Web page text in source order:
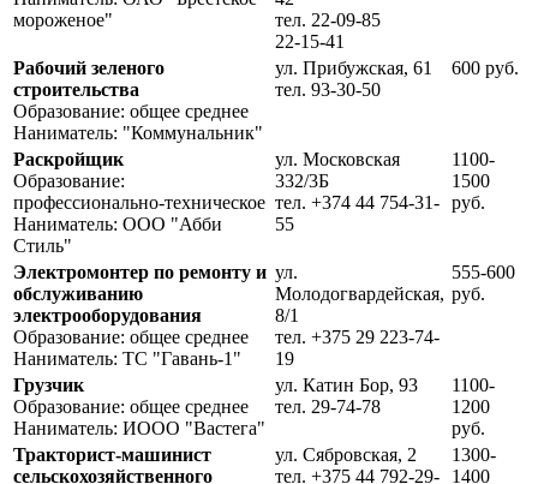
мороженое"
тел. 22-09-85
22-15-41
Рабочий зеленого
строительства
Образование: общее среднее
Наниматель: "Коммунальник"
ул. Прибужская, 61
тел. 93-30-50
600 руб.
Раскройщик
Образование:
профессионально-техническое
Наниматель: ООО "Абби
Стиль"
ул. Московская
332/3Б
тел. +374 44 754-31-
55
1100-
1500
руб.
Электромонтер по ремонту и
обслуживанию
электрооборудования
Образование: общее среднее
Наниматель: ТС "Гавань-1"
ул.
Молодогвардейская,
8/1
тел. +375 29 223-74-
19
555-600
руб.
Грузчик
Образование: общее среднее
Наниматель: ИООО "Вастега"
ул. Катин Бор, 93
тел. 29-74-78
1100-
1200
руб.
Тракторист-машинист
сельскохозяйственного
ул. Сябровская, 2
тел. +375 44 792-29-
1300-
1400